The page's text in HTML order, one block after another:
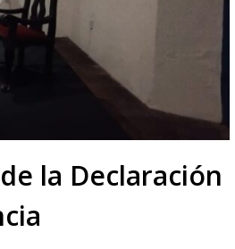
la Declaración